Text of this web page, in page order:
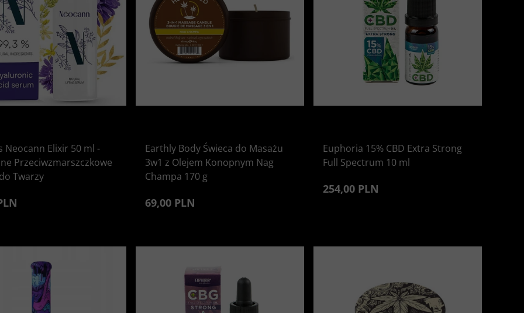
Neocann Elixir 50 ml -
Przeciwzmarszczkowe
Twarzy
Earthly Body Świeca do Masażu
3w1 z Olejem Konopnym Nag
Champa 170 g
69,00 PLN
Euphoria 15% CBD Extra Strong
Full Spectrum 10 ml
254,00 PLN